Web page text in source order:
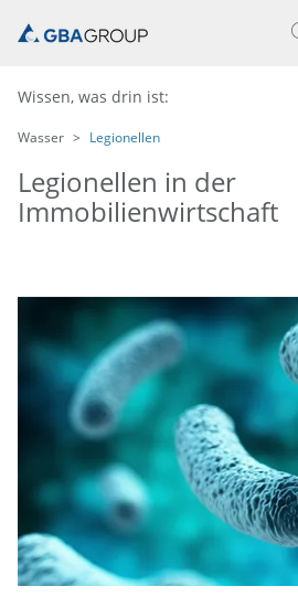
Wissen, was drin ist:
Wasser Legionellen
Legionellen in der
Immobilienwirtschaft